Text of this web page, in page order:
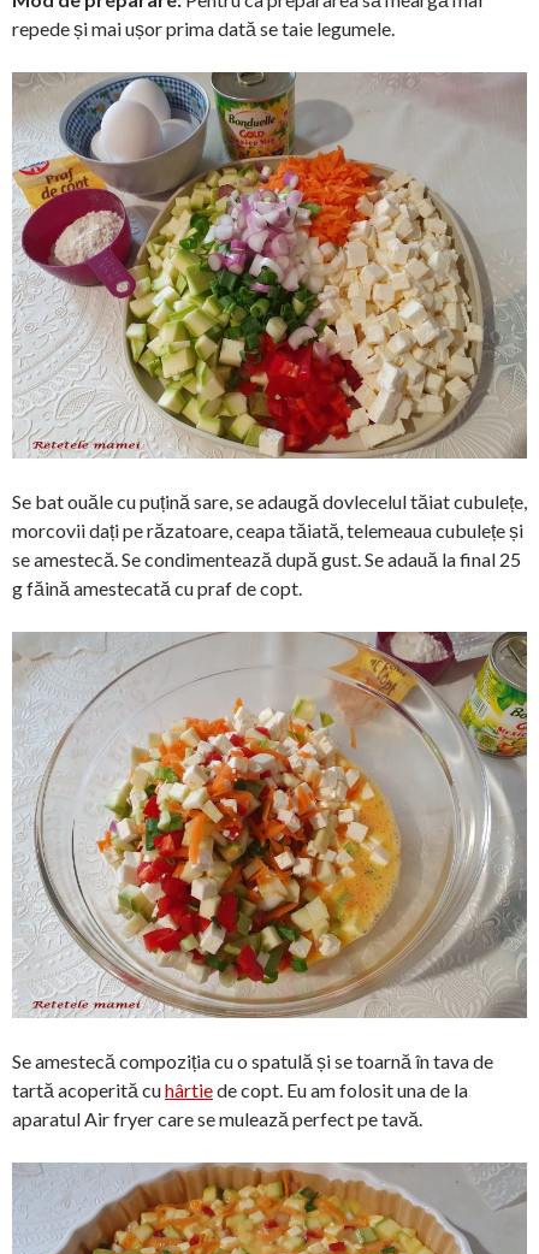
repede și mai ușor prima dată se taie legumele.
Se bat ouăle cu puțină sare, se adaugă dovlecelul tăiat cubulețe,
morcovii dați pe răzatoare, ceapa tăiată, telemeaua cubulețe și
se amestecă. Se condimentează după gust. Se adauă la final 25
g făină amestecată cu praf de copt.
Se amestecă compoziția cu o spatulă și se toarnă în tava de
tartă acoperită cuhârtiede copt. Eu am folosit una de la
aparatul Air fryer care se mulează perfect pe tavă.